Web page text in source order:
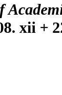
xii +